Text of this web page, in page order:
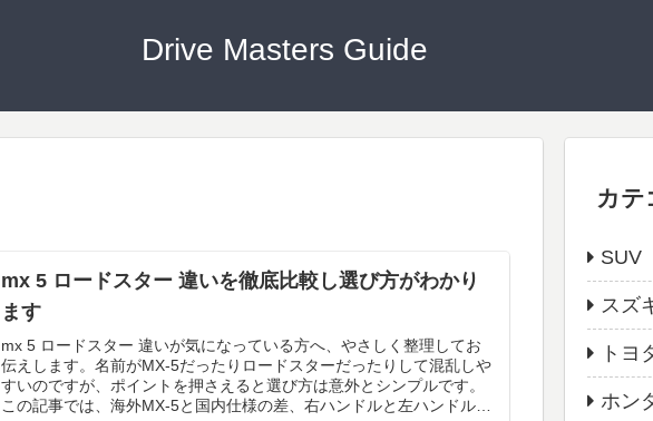
Drive Masters Guide
mx 5 ロードスター 違いを徹底比較し選び方がわかり
ます
mx 5 ロードスター 違いが気になっている方へ、やさしく整理してお
伝えします。名前がMX-5だったりロードスターだったりして混乱しや
すいのですが、ポイントを押さえると選び方は意外とシンプルです。
この記事では、海外MX-5と国内仕様の差、右ハンドルと左ハンドルの
カテ
SUV
スズ
トヨ
ホン